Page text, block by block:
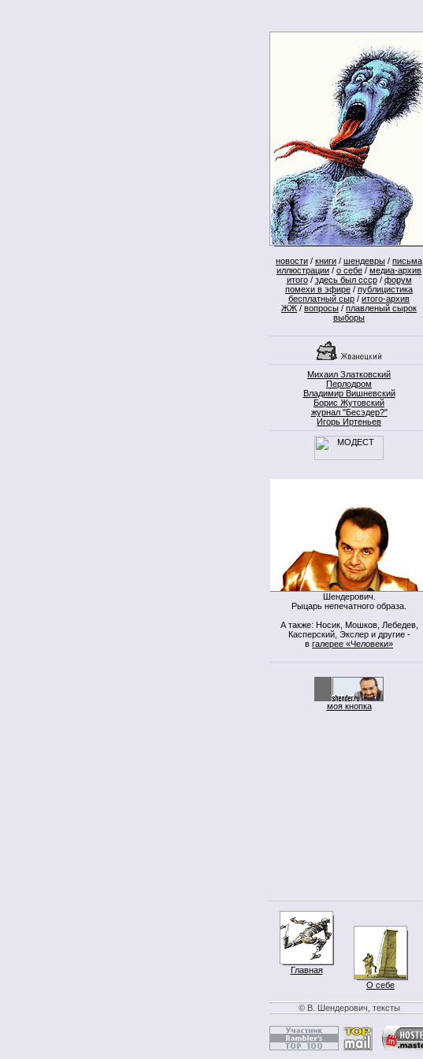
новости / книги / шендевры / письма
иллюстрации / о себе / медиа-архив
итого/ здесь был ссср/ форум
помехи в эфире / публицистика
бесплатный сыр / итого-архив
ЖЖ / вопросы / плавленый сырок
выборы
Михаил Златковский
Перлодром
Владимир Вишневский
Борис Жутовский
журнал "Бесэдер?"
Игорь Иртеньев
Шендерович.
Рыцарь непечатного образа.
А также: Носик, Мошков, Лебедев,
Касперский, Экслер и другие -
в галерее «Человеки»
моя кнопка
Главная
О себе
© В. Шендерович, тексты